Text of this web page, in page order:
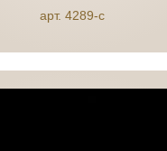
арт. 4289-c